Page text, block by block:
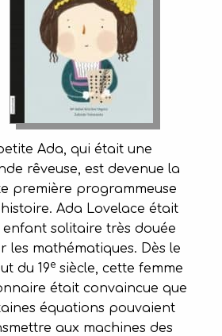
Ada, qui était une
rêveuse, est devenue la
première programmeuse
Ada Lovelace était
enfant solitaire très douée
les mathématiques. Dès le
du 19esiècle, cette femme
était convaincue que
équations pouvaient
aux machines des